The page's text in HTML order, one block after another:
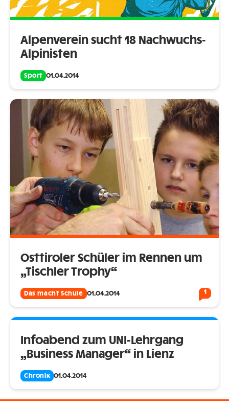
Alpenverein sucht 18 Nachwuchs-
Alpinisten
Sport 01.04.2014
Osttiroler Schüler im Rennen um
„Tischler Trophy“
Das macht Schule 01.04.2014 1
Infoabend zum UNI-Lehrgang
„Business Manager“ in Lienz
Chronik 01.04.2014